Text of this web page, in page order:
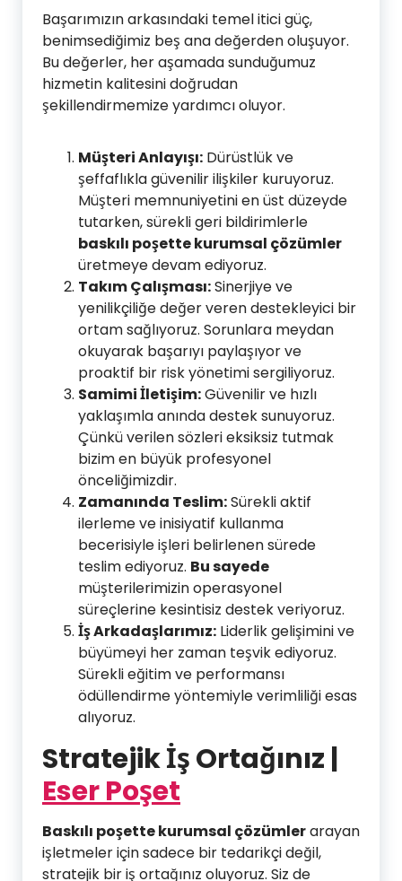
Başarımızın arkasındaki temel itici güç,
benimsediğimiz beş ana değerden oluşuyor.
Bu değerler, her aşamada sunduğumuz
hizmetin kalitesini doğrudan
şekillendirmemize yardımcı oluyor.
Müşteri Anlayışı: Dürüstlük ve
şeffaflıkla güvenilir ilişkiler kuruyoruz.
Müşteri memnuniyetini en üst düzeyde
tutarken, sürekli geri bildirimlerle
baskılı poşette kurumsal çözümler
üretmeye devam ediyoruz.
Takım Çalışması:Sinerjiye ve
yenilikçiliğe değer veren destekleyici bir
ortam sağlıyoruz. Sorunlara meydan
okuyarak başarıyı paylaşıyor ve
proaktif bir risk yönetimi sergiliyoruz.
Samimi İletişim:Güvenilir ve hızlı
yaklaşımla anında destek sunuyoruz.
Çünkü verilen sözleri eksiksiz tutmak
bizim en büyük profesyonel
önceliğimizdir.
Zamanında Teslim:Sürekli aktif
ilerleme ve inisiyatif kullanma
becerisiyle işleri belirlenen sürede
teslim ediyoruz. Bu sayede
müşterilerimizin operasyonel
süreçlerine kesintisiz destek veriyoruz.
İş Arkadaşlarımız: Liderlik gelişimini ve
büyümeyi her zaman teşvik ediyoruz.
Sürekli eğitim ve performansı
ödüllendirme yöntemiyle verimliliği esas
alıyoruz.
Stratejik İş Ortağınız |
Eser Poşet
Baskılı poşette kurumsal çözümlerarayan
işletmeler için sadece bir tedarikçi değil,
stratejik bir iş ortağınız oluyoruz. Siz de